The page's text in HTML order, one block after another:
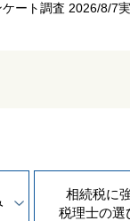
ート調査 2026/8/7
相続税に
税理士の選